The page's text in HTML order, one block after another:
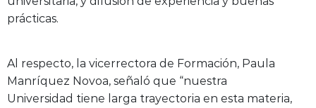
prácticas.
Al respecto, la vicerrectora de Formación, Paula
Manríquez Novoa, señaló que “nuestra
Universidad tiene larga trayectoria en esta materia,